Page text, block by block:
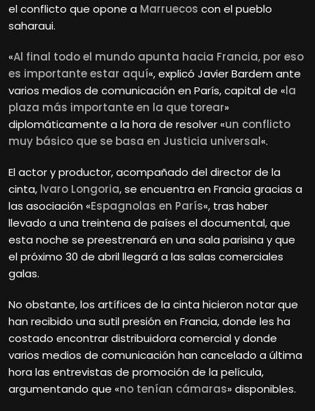
el conflicto que opone a Marruecos con el pueblo
saharaui.
«Al final todo el mundo apunta hacia Francia, por eso
es importante estar aquí«, explicó Javier Bardem ante
varios medios de comunicación en París, capital de «la
plaza más importante en la que torear»
diplomáticamente a la hora de resolver «un conflicto
muy básico que se basa en Justicia universal«.
El actor y productor, acompañado del director de la
cinta, lvaro Longoria, se encuentra en Francia gracias a
las asociación «Espagnolas en París«, tras haber
llevado a una treintena de países el documental, que
esta noche se preestrenará en una sala parisina y que
el próximo 30 de abril llegará a las salas comerciales
galas.
No obstante, los artífices de la cinta hicieron notar que
han recibido una sutil presión en Francia, donde les ha
costado encontrar distribuidora comercial y donde
varios medios de comunicación han cancelado a última
hora las entrevistas de promoción de la película,
argumentando que «no tenían cámaras» disponibles.